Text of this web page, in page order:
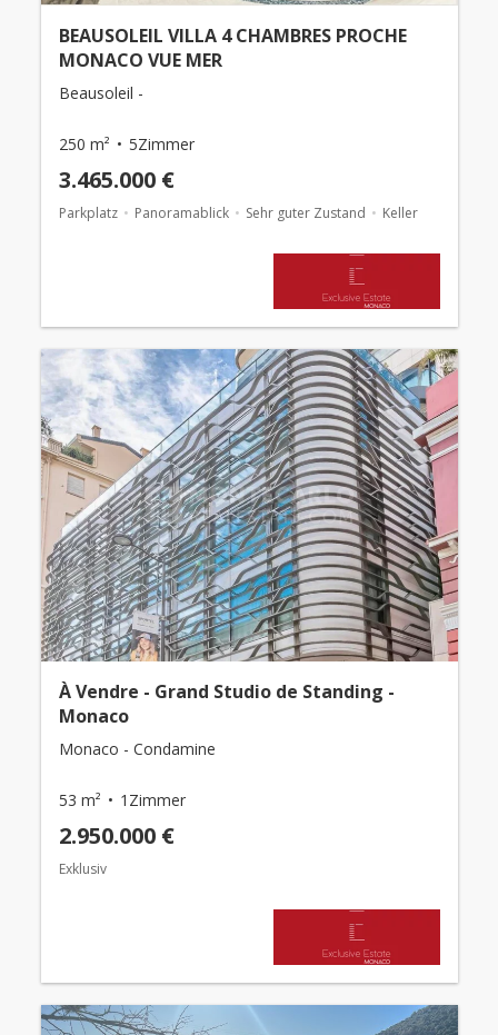
BEAUSOLEIL VILLA 4 CHAMBRES PROCHE
MONACO VUE MER
Beausoleil -
250 m² 5Zimmer
3.465.000 €
Parkplatz Panoramablick Sehr guter Zustand Keller
À Vendre - Grand Studio de Standing -
Monaco
Monaco - Condamine
53 m² 1Zimmer
2.950.000 €
Exklusiv